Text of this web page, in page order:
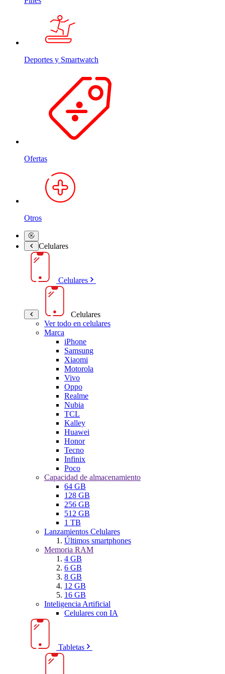
Deportes y Smartwatch
Ofertas
Otros
Celulares
Celulares
Celulares
Ver todo en celulares
Marca
iPhone
Samsung
Xiaomi
Motorola
Vivo
Oppo
Realme
Nubia
TCL
Kalley
Huawei
Honor
Tecno
Infinix
Poco
Capacidad de almacenamiento
64 GB
128 GB
256 GB
512 GB
1 TB
Lanzamientos Celulares
Últimos smartphones
Memoria RAM
4 GB
6 GB
8 GB
12 GB
16 GB
Inteligencia Artificial
Celulares con IA
Tabletas